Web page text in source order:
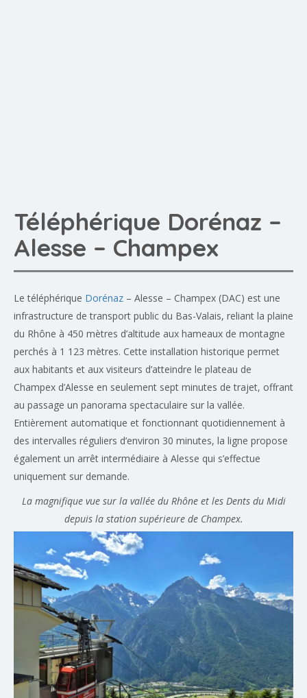
Téléphérique Dorénaz –
Alesse – Champex
Le téléphérique Dorénaz – Alesse – Champex (DAC) est une
infrastructure de transport public du Bas-Valais, reliant la plaine
du Rhône à 450 mètres d’altitude aux hameaux de montagne
perchés à 1 123 mètres. Cette installation historique permet
aux habitants et aux visiteurs d’atteindre le plateau de
Champex d’Alesse en seulement sept minutes de trajet, offrant
au passage un panorama spectaculaire sur la vallée.
Entièrement automatique et fonctionnant quotidiennement à
des intervalles réguliers d’environ 30 minutes, la ligne propose
également un arrêt intermédiaire à Alesse qui s’effectue
uniquement sur demande.
La magnifique vue sur la vallée du Rhône et les Dents du Midi
depuis la station supérieure de Champex.